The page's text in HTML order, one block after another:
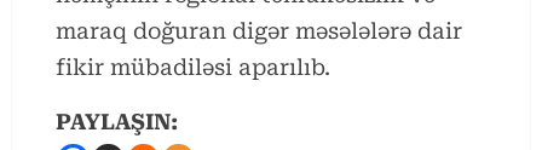
maraq doğuran digər məsələlərə dair
fikir mübadiləsi aparılıb.
PAYLAŞIN: